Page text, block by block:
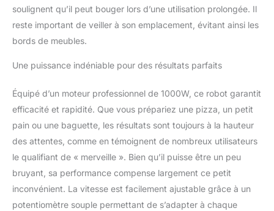
des résultats de vrai
Chef KIT PATISSERIE : Le
batteur K, le pétrin et le
préparations sucrées ou
ACCESSOIRES
OPTIONNELS :
Développez votre
gamme de plus de 30
accessoires. Vous
pourrez mixer, trancher,
couper en spirale, râper,
extraire les jus et bien
soulignent qu’il peut bouger lors d’une utilisation prolongée. Il
reste important de veiller à son emplacement, évitant ainsi les
bords de meubles.
Une puissance indéniable pour des résultats parfaits
Équipé d’un moteur professionnel de 1000W, ce robot garantit
efficacité et rapidité. Que vous prépariez une pizza, un petit
pain ou une baguette, les résultats sont toujours à la hauteur
des attentes, comme en témoignent de nombreux utilisateurs
le qualifiant de « merveille ». Bien qu’il puisse être un peu
bruyant, sa performance compense largement ce petit
inconvénient. La vitesse est facilement ajustable grâce à un
potentiomètre souple permettant de s’adapter à chaque